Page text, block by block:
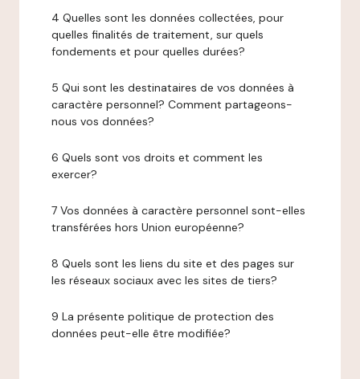
4 Quelles sont les données collectées, pour
quelles finalités de traitement, sur quels
fondements et pour quelles durées?
5 Qui sont les destinataires de vos données à
caractère personnel? Comment partageons-
nous vos données?
6 Quels sont vos droits et comment les
exercer?
7 Vos données à caractère personnel sont-elles
transférées hors Union européenne?
8 Quels sont les liens du site et des pages sur
les réseaux sociaux avec les sites de tiers?
9 La présente politique de protection des
données peut-elle être modifiée?